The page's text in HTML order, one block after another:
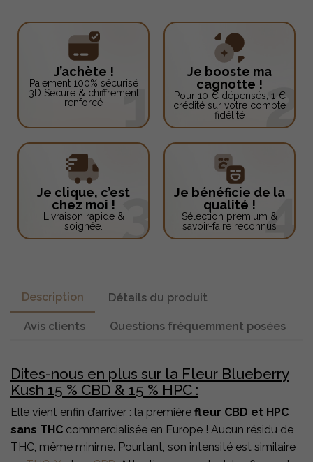
J’achète !
Paiement 100% sécurisé
3D Secure & chiffrement
renforcé
Je booste ma
cagnotte !
Pour 10 € dépensés, 1 €
crédité sur votre compte
fidélité
Je clique, c’est
chez moi !
Livraison rapide &
soignée.
Je bénéficie de la
qualité !
Sélection premium &
savoir-faire reconnus
Description Détails du produit
Avis clients Questions fréquemment posées
Dites-nous en plus sur la Fleur Blueberry
Kush 15 % CBD & 15 % HPC :
Elle vient enfin d’arriver : la première fleur CBD et HPC
sans THC commercialisée en Europe ! Aucun résidu de
THC, même minime. Pourtant, son intensité est similaire